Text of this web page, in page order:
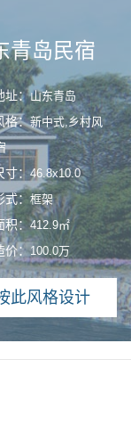
青岛民宿
址：山东青岛
格：新中式,乡村风
寸：46.8x10.0
式：框架
积：412.9㎡
价：100.0万
此风格设计